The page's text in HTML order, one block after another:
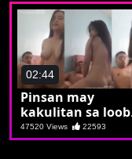
02:44
Pinsan may
kakulitan sa loob
pinutukan
47520 Views 22593